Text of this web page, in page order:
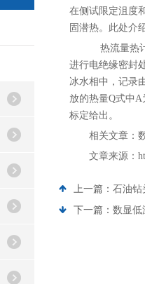
在侧试限定沮度
固潜热。此处介
热流量热
进行电绝缘密封
冰水相中，记录
放的热量Q式中
标定给出。
相关文章：
文章来源：
上一篇： 石油钻
下一篇： 数显低